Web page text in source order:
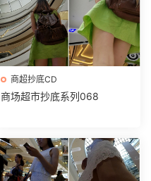
商超抄底CD
商场超市抄底系列068